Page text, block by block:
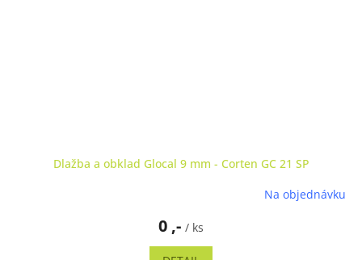
Dlažba a obklad Glocal 9 mm - Corten GC 21 SP
Na objednávku
0 ,- / ks